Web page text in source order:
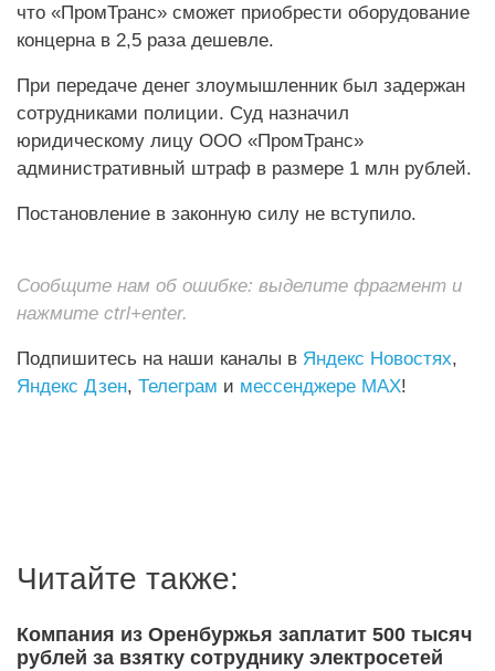
что «ПромТранс» сможет приобрести оборудование
концерна в 2,5 раза дешевле.
При передаче денег злоумышленник был задержан
сотрудниками полиции. Суд назначил
юридическому лицу ООО «ПромТранс»
административный штраф в размере 1 млн рублей.
Постановление в законную силу не вступило.
Сообщите нам об ошибке: выделите фрагмент и
нажмите ctrl+enter.
Подпишитесь на наши каналы в Яндекс Новостях,
Яндекс Дзен, Телеграм и мессенджере MAX!
Читайте также:
Компания из Оренбуржья заплатит 500 тысяч
рублей за взятку сотруднику электросетей